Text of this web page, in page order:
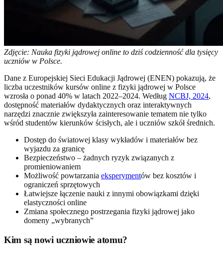
Zdjęcie: Nauka fizyki jądrowej online to dziś codzienność dla tysięcy
uczniów w Polsce.
Dane z Europejskiej Sieci Edukacji Jądrowej (ENEN) pokazują, że
liczba uczestników kursów online z fizyki jądrowej w Polsce
wzrosła o ponad 40% w latach 2022–2024. Według NCBJ, 2024,
dostępność materiałów dydaktycznych oraz interaktywnych
narzędzi znacznie zwiększyła zainteresowanie tematem nie tylko
wśród studentów kierunków ścisłych, ale i uczniów szkół średnich.
Dostęp do światowej klasy wykładów i materiałów bez
wyjazdu za granicę
Bezpieczeństwo – żadnych ryzyk związanych z
promieniowaniem
Możliwość powtarzania eksperymentów bez kosztów i
ograniczeń sprzętowych
Łatwiejsze łączenie nauki z innymi obowiązkami dzięki
elastyczności online
Zmiana społecznego postrzegania fizyki jądrowej jako
domeny „wybranych”
Kim są nowi uczniowie atomu?